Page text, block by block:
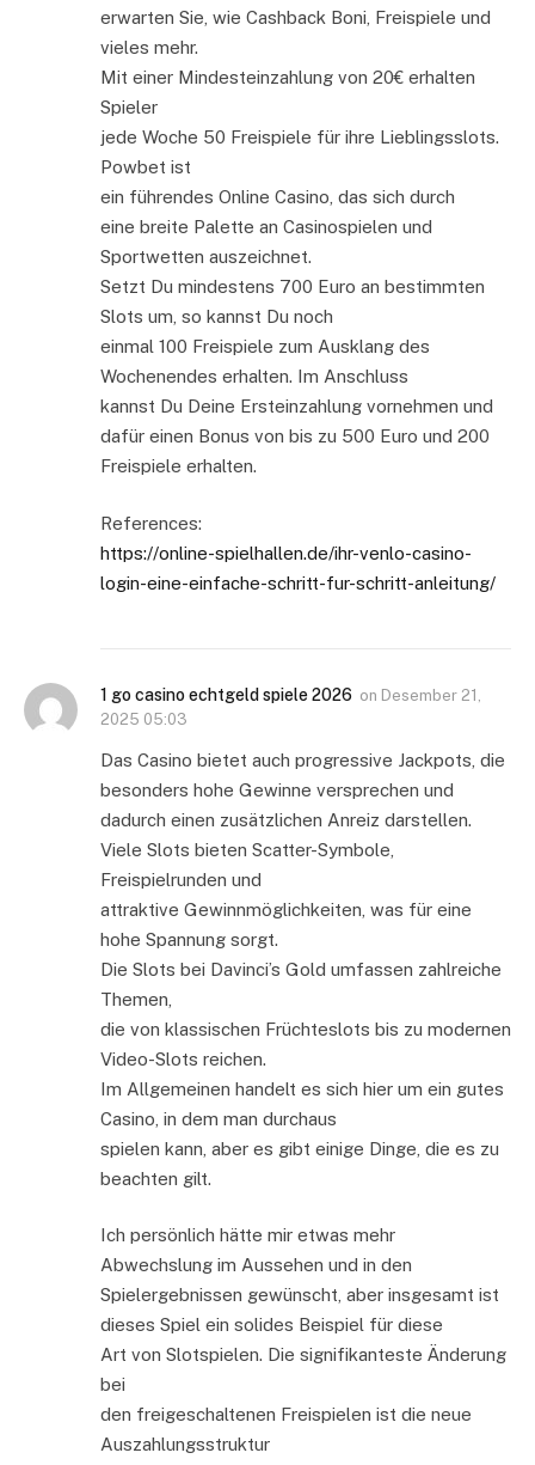
erwarten Sie, wie Cashback Boni, Freispiele und
vieles mehr.
Mit einer Mindesteinzahlung von 20€ erhalten
Spieler
jede Woche 50 Freispiele für ihre Lieblingsslots.
Powbet ist
ein führendes Online Casino, das sich durch
eine breite Palette an Casinospielen und
Sportwetten auszeichnet.
Setzt Du mindestens 700 Euro an bestimmten
Slots um, so kannst Du noch
einmal 100 Freispiele zum Ausklang des
Wochenendes erhalten. Im Anschluss
kannst Du Deine Ersteinzahlung vornehmen und
dafür einen Bonus von bis zu 500 Euro und 200
Freispiele erhalten.
References:
https://online-spielhallen.de/ihr-venlo-casino-
login-eine-einfache-schritt-fur-schritt-anleitung/
1 go casino echtgeld spiele 2026 on Desember 21,
2025 05:03
Das Casino bietet auch progressive Jackpots, die
besonders hohe Gewinne versprechen und
dadurch einen zusätzlichen Anreiz darstellen.
Viele Slots bieten Scatter-Symbole,
Freispielrunden und
attraktive Gewinnmöglichkeiten, was für eine
hohe Spannung sorgt.
Die Slots bei Davinci’s Gold umfassen zahlreiche
Themen,
die von klassischen Früchteslots bis zu modernen
Video-Slots reichen.
Im Allgemeinen handelt es sich hier um ein gutes
Casino, in dem man durchaus
spielen kann, aber es gibt einige Dinge, die es zu
beachten gilt.
Ich persönlich hätte mir etwas mehr
Abwechslung im Aussehen und in den
Spielergebnissen gewünscht, aber insgesamt ist
dieses Spiel ein solides Beispiel für diese
Art von Slotspielen. Die signifikanteste Änderung
bei
den freigeschaltenen Freispielen ist die neue
Auszahlungsstruktur